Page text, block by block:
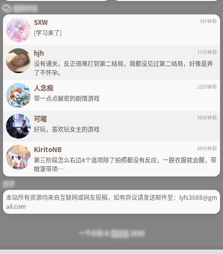
最新评论
SXW 3分钟前
[学习来了]
hjh 11分钟前
没有通关，反正很难打到第二结局，我都没见过第二结局，好像是弄
了不怀孕。
人念痴 22分钟前
带一点点解密的剧情游戏
可曜 56分钟前
好玩，喜欢玩女主的游戏
KiritoNB 58分钟前
第三阶段怎么右边4个选项除了拍照都没有反应，一脱衣服就会醒，带
眼罩带项…
关于
本站所有资源均来自互联网或网友投稿，如有异议请发送邮件至：lyfs3088@gm
ail.com
一个小站 ©宅方社2020